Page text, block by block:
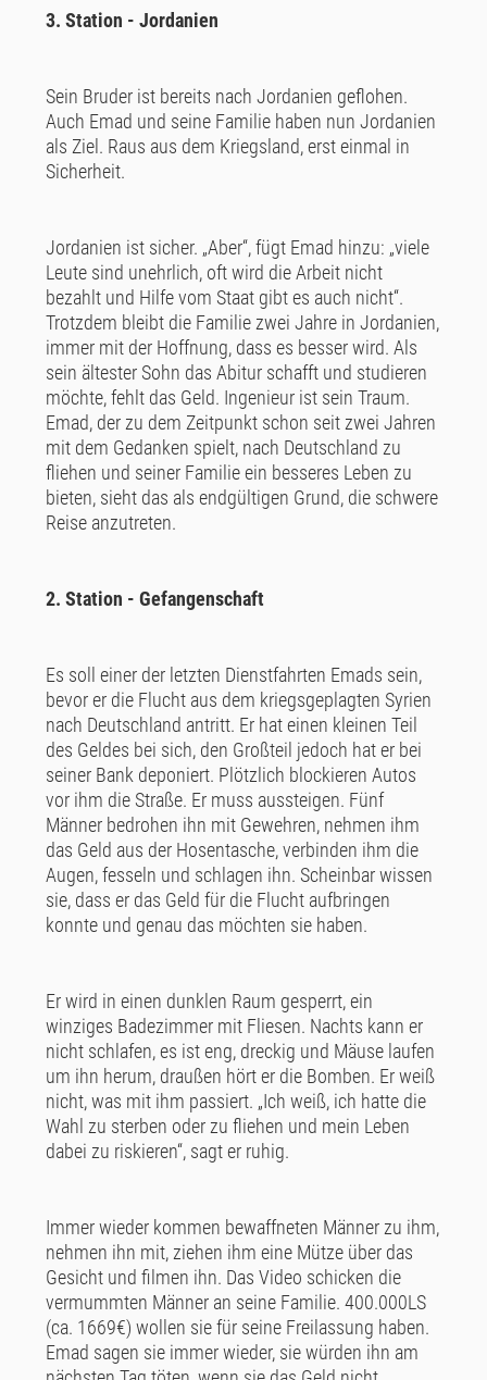
3. Station - Jordanien
Sein Bruder ist bereits nach Jordanien geflohen.
Auch Emad und seine Familie haben nun Jordanien
als Ziel. Raus aus dem Kriegsland, erst einmal in
Sicherheit.
Jordanien ist sicher. „Aber“, fügt Emad hinzu: „viele
Leute sind unehrlich, oft wird die Arbeit nicht
bezahlt und Hilfe vom Staat gibt es auch nicht“.
Trotzdem bleibt die Familie zwei Jahre in Jordanien,
immer mit der Hoffnung, dass es besser wird. Als
sein ältester Sohn das Abitur schafft und studieren
möchte, fehlt das Geld. Ingenieur ist sein Traum.
Emad, der zu dem Zeitpunkt schon seit zwei Jahren
mit dem Gedanken spielt, nach Deutschland zu
fliehen und seiner Familie ein besseres Leben zu
bieten, sieht das als endgültigen Grund, die schwere
Reise anzutreten.
2. Station - Gefangenschaft
Es soll einer der letzten Dienstfahrten Emads sein,
bevor er die Flucht aus dem kriegsgeplagten Syrien
nach Deutschland antritt. Er hat einen kleinen Teil
des Geldes bei sich, den Großteil jedoch hat er bei
seiner Bank deponiert. Plötzlich blockieren Autos
vor ihm die Straße. Er muss aussteigen. Fünf
Männer bedrohen ihn mit Gewehren, nehmen ihm
das Geld aus der Hosentasche, verbinden ihm die
Augen, fesseln und schlagen ihn. Scheinbar wissen
sie, dass er das Geld für die Flucht aufbringen
konnte und genau das möchten sie haben.
Er wird in einen dunklen Raum gesperrt, ein
winziges Badezimmer mit Fliesen. Nachts kann er
nicht schlafen, es ist eng, dreckig und Mäuse laufen
um ihn herum, draußen hört er die Bomben. Er weiß
nicht, was mit ihm passiert. „Ich weiß, ich hatte die
Wahl zu sterben oder zu fliehen und mein Leben
dabei zu riskieren“, sagt er ruhig.
Immer wieder kommen bewaffneten Männer zu ihm,
nehmen ihn mit, ziehen ihm eine Mütze über das
Gesicht und filmen ihn. Das Video schicken die
vermummten Männer an seine Familie. 400.000LS
(ca. 1669€) wollen sie für seine Freilassung haben.
Emad sagen sie immer wieder, sie würden ihn am